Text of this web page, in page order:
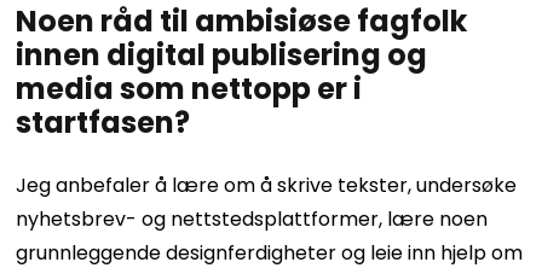
Noen råd til ambisiøse fagfolk
innen digital publisering og
media som nettopp er i
startfasen?
Jeg anbefaler å lære om å skrive tekster, undersøke
nyhetsbrev- og nettstedsplattformer, lære noen
grunnleggende designferdigheter og leie inn hjelp om